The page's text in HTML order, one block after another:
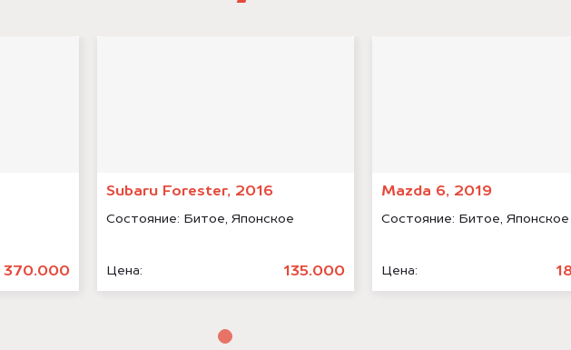
370.000
Subaru Forester, 2016
Состояние: Битое, Японское
Цена: 135.000
Mazda 6, 2019
Состояние: Битое, Японское
Цена: